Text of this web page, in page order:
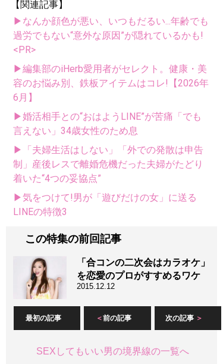
【関連記事】
▶なんか顔色が悪い、いつもだるい...年齢でも
過労でもない“意外な原因”が隠れているかも!
<PR>
▶編集部のiHerb愛用者がセレクト。健康・美
容のお悩み別、鉄板アイテムはコレ!【2026年
6月】
▶婚活相手との“おはようLINE”が苦痛「でも
言えない」34歳女性のため息
▶「夫婦生活はしない」「外での発散は申告
制」産後レスで離婚危機だった夫婦がたどり
着いた“4つの妥協点”
▶気をつけて!男が「遊びだけの女」に送る
LINEの特徴3
この特集の前回記事
「合コンの二次会はカラオケ」
を恋愛のプロがすすめるワケ
2015.12.12
最初の記事 前の記事 次の記事
SEXしてもいい男の境界線の一覧へ